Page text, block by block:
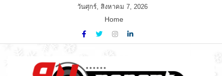
วันศุกร์, สิงหาคม 7, 2026
Home